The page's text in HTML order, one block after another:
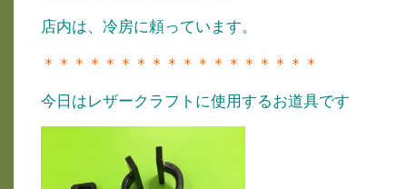
店内は、冷房に頼っています。
＊＊＊＊＊＊＊＊＊＊＊＊＊＊＊＊＊＊
今日はレザークラフトに使用するお道具です